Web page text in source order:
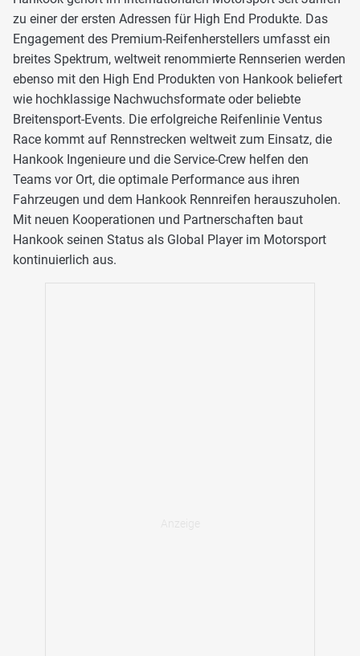
zu einer der ersten Adressen für High End Produkte. Das
Engagement des Premium-Reifenherstellers umfasst ein
breites Spektrum, weltweit renommierte Rennserien werden
ebenso mit den High End Produkten von Hankook beliefert
wie hochklassige Nachwuchsformate oder beliebte
Breitensport-Events. Die erfolgreiche Reifenlinie Ventus
Race kommt auf Rennstrecken weltweit zum Einsatz, die
Hankook Ingenieure und die Service-Crew helfen den
Teams vor Ort, die optimale Performance aus ihren
Fahrzeugen und dem Hankook Rennreifen herauszuholen.
Mit neuen Kooperationen und Partnerschaften baut
Hankook seinen Status als Global Player im Motorsport
kontinuierlich aus.